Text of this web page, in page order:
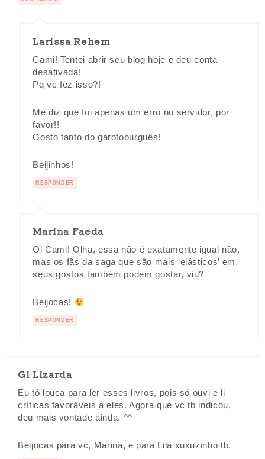
Larissa Rehem
Cami! Tentei abrir seu blog hoje e deu conta
desativada!
Pq vc fez isso?!
Me diz que foi apenas um erro no servidor, por
favor!!
Gosto tanto do garotoburguês!
Beijinhos!
RESPONDER
Marina Faeda
Oi Cami! Olha, essa não é exatamente igual não,
mas os fãs da saga que são mais ‘elásticos’ em
seus gostos também podem gostar, viu?
Beijocas!
RESPONDER
Gi Lizarda
Eu tô louca para ler esses livros, pois só ouvi e li
críticas favoráveis a eles. Agora que vc tb indicou,
deu mais vontade ainda. ^^
Beijocas para vc, Marina, e para Lila xuxuzinho tb.